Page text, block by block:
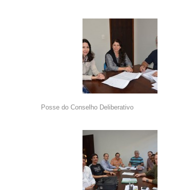
Posse do Conselho Deliberativo